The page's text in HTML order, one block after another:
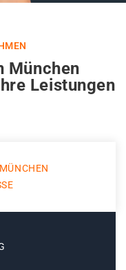
München
Leistungen